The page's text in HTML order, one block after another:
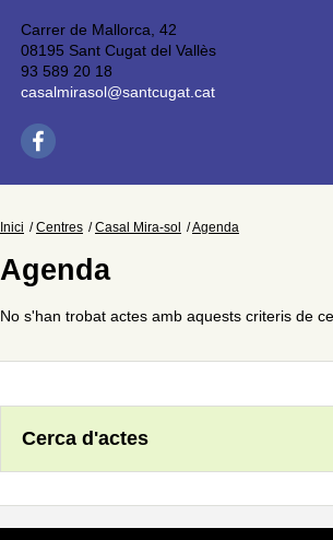
Carrer de Mallorca, 42
08195 Sant Cugat del Vallès
93 589 20 18
casalmirasol@santcugat.cat
Inici Centres Casal Mira-sol Agenda
Agenda
No s'han trobat actes amb aquests criteris de
Cerca d'actes